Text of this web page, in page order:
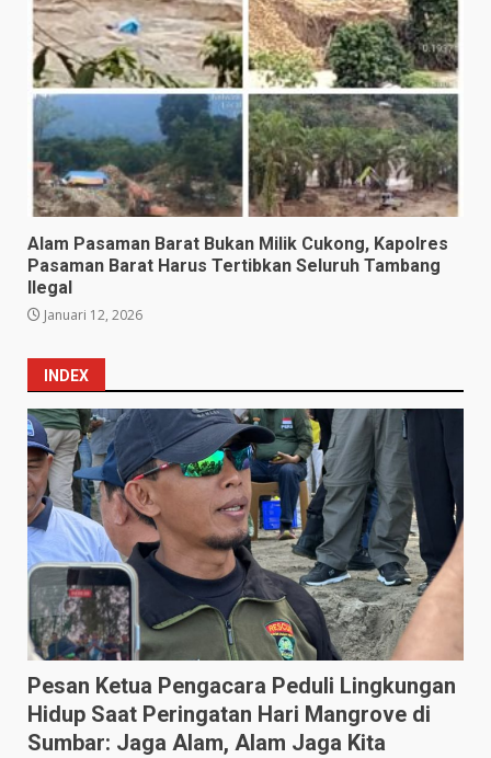
Alam Pasaman Barat Bukan Milik Cukong, Kapolres
Pasaman Barat Harus Tertibkan Seluruh Tambang
Ilegal
Januari 12, 2026
INDEX
Pesan Ketua Pengacara Peduli Lingkungan
Hidup Saat Peringatan Hari Mangrove di
Sumbar: Jaga Alam, Alam Jaga Kita